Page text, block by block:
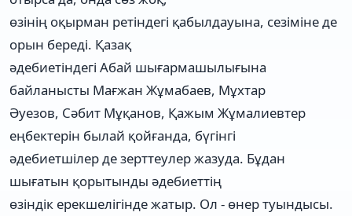
өзінің оқырман ретіндегі қабылдауына, сезіміне де
орын береді. Қазақ
әдебиетіндегі Абай шығармашылығына
байланысты Мағжан Жұмабаев, Мұхтар
Әуезов, Сәбит Мұқанов, Қажым Жұмалиевтер
еңбектерін былай қойғанда, бүгінгі
әдебиетшілер де зерттеулер жазуда. Бұдан
шығатын қорытынды әдебиеттің
өзіндік ерекшелігінде жатыр. Ол - өнер туындысы.